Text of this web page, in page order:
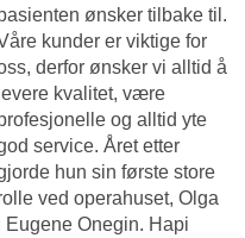
ønsker tilbake til.
kunder er viktige for
derfor ønsker vi alltid å
levere kvalitet, være
og alltid yte
service. Året etter
hun sin første store
ved operahuset, Olga
Eugene Onegin. Hapi